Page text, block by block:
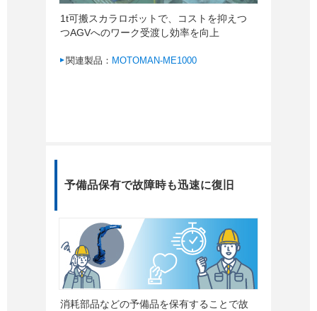
1t可搬スカラロボットで、コストを抑えつ
つAGVへのワーク受渡し効率を向上
関連製品： MOTOMAN-ME1000
予備品保有で故障時も迅速に復旧
消耗部品などの予備品を保有することで故